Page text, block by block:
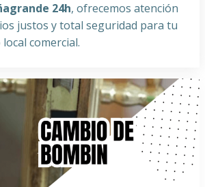
24h, ofrecemos atención
justos y total seguridad para tu
comercial.